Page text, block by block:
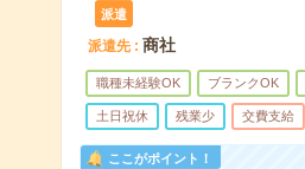
派遣
派遣先 商社
職種未経験OK ブランクOK
土日祝休 残業少 交費支給
ここがポイント！